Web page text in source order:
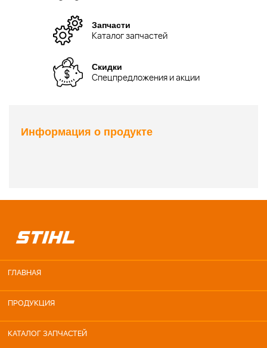
Запчасти
Каталог запчастей
Скидки
Спецпредложения и акции
Информация о продукте
ГЛАВНАЯ
ПРОДУКЦИЯ
КАТАЛОГ ЗАПЧАСТЕЙ